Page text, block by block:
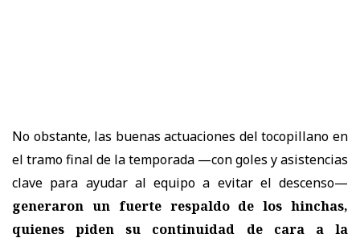
No obstante, las buenas actuaciones del tocopillano en
el tramo final de la temporada —con goles y asistencias
clave para ayudar al equipo a evitar el descenso—
generaron un fuerte respaldo de los hinchas,
quienes piden su continuidad de cara a la